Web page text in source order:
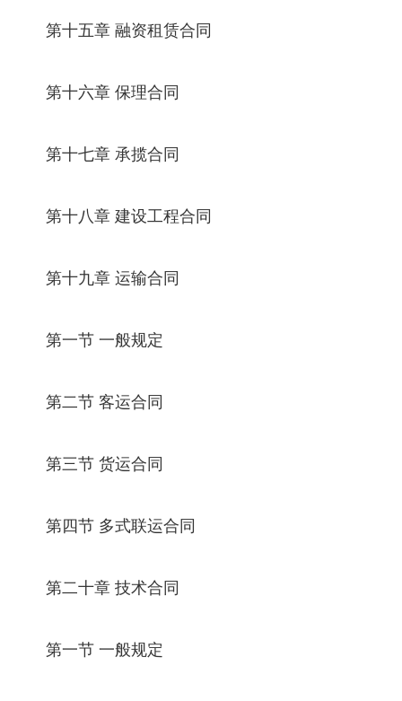
第十五章 融资租赁合同
第十六章 保理合同
第十七章 承揽合同
第十八章 建设工程合同
第十九章 运输合同
第一节 一般规定
第二节 客运合同
第三节 货运合同
第四节 多式联运合同
第二十章 技术合同
第一节 一般规定